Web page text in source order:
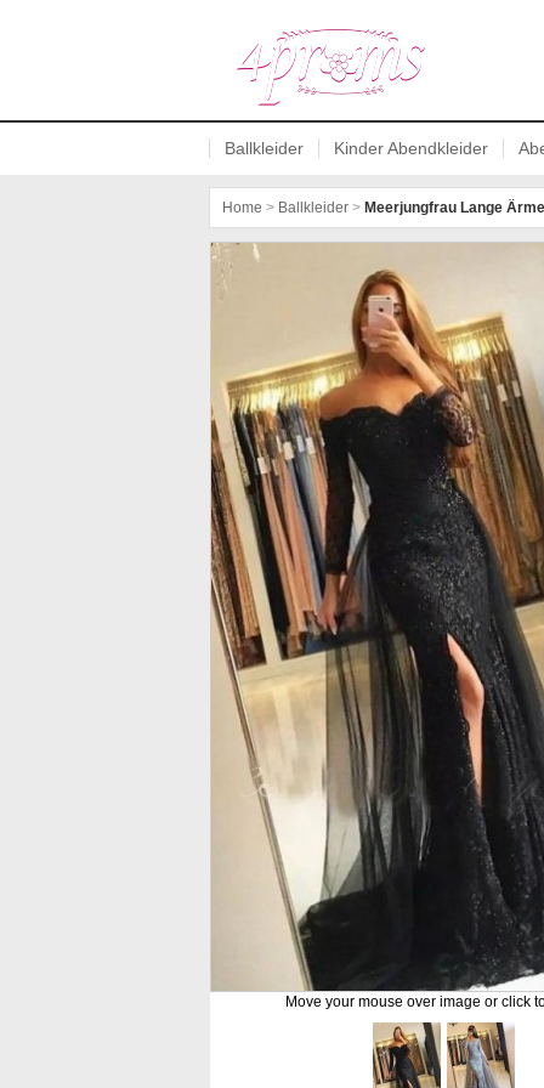
Ballkleider Kinder Abendkleider
Home > Ballkleider > Meerjungfrau Lange
Move your mouse over image or click